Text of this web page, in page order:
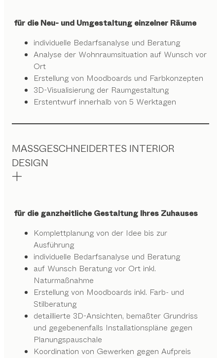
für die Neu- und Umgestaltung einzelner Räume
individuelle Bedarfsanalyse und Beratung
Analyse der Wohnraumsituation auf Wunsch vor
Ort
Erstellung von Moodboards und Farbkonzepten
3D-Visualisierung der Raumgestaltung
Erstentwurf innerhalb von 5 Werktagen
MASSGESCHNEIDERTES INTERIOR
DESIGN
für die ganzheitliche Gestaltung Ihres Zuhauses
Komplettplanung von der Idee bis zur
Ausführung
individuelle Bedarfsanalyse und Beratung
auf Wunsch Beratung vor Ort inkl.
Naturmaßnahme
Erstellung von Moodboards inkl. Farb- und
Stilberatung
detaillierte 3D-Ansichten, bemaßter Grundriss
und gegebenenfalls Installationspläne gegen
Planungspauschale
Koordination von Gewerken gegen Aufpreis